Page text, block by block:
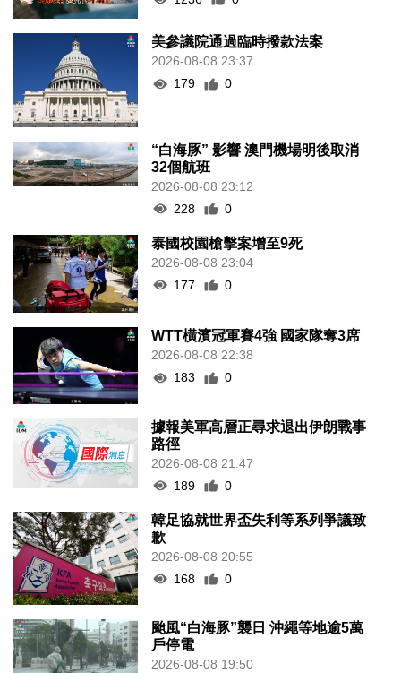
美參議院通過臨時撥款法案
2026-08-08 23:37
179
0
“白海豚” 影響 澳門機場明後取消
32個航班
2026-08-08 23:12
228
0
泰國校園槍擊案增至9死
2026-08-08 23:04
177
0
WTT橫濱冠軍賽4強 國家隊奪3席
2026-08-08 22:38
183
0
據報美軍高層正尋求退出伊朗戰事
路徑
2026-08-08 21:47
189
0
韓足協就世界盃失利等系列爭議致
歉
2026-08-08 20:55
168
0
颱風“白海豚”襲日 沖繩等地逾5萬
戶停電
2026-08-08 19:50